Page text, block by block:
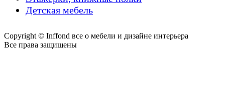
Детская мебель
Copyright © Inffond все о мебели и дизайне интерьера
Все права защищены